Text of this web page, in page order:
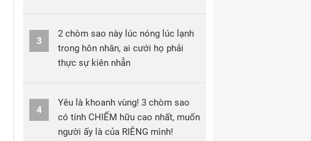
3
2 chòm sao này lúc nóng lúc lạnh
trong hôn nhân, ai cưới họ phải
thực sự kiên nhẫn
4
Yêu là khoanh vùng! 3 chòm sao
có tính CHIẾM hữu cao nhất, muốn
người ấy là của RIÊNG mình!